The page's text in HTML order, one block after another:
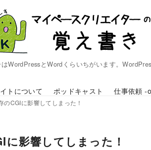
WordPressとWordくらいちがいます。
トについて ポッドキャスト 仕事依頼 -
CGIに影響してしまった！
影響してしまった！